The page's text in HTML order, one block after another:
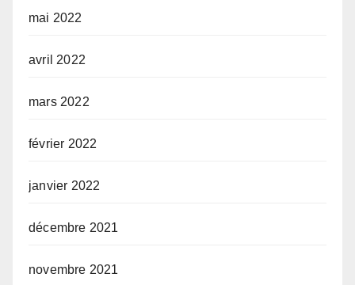
mai 2022
avril 2022
mars 2022
février 2022
janvier 2022
décembre 2021
novembre 2021